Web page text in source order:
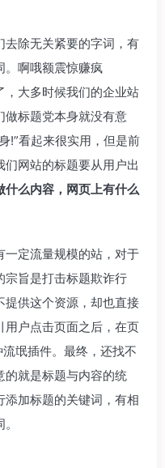
去除无关紧要的字词，有
。啊哦额震惊赚疯
，大多时候我们的企业站
做标题党本身就没有意
!”看起来很实用，但是前
网站的标题要从用户出
什么内容，网页上有什么
一定流量规模的站，对于
宗旨是打击标题欺诈行
提供这个资源，却也直接
用户点击页面之后，在页
氓插件。最终，还找不
的就是标题与内容的统
加标题的关键词，有相